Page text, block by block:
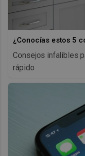
¿Conocías estos 5
Consejos infalibles
rápido